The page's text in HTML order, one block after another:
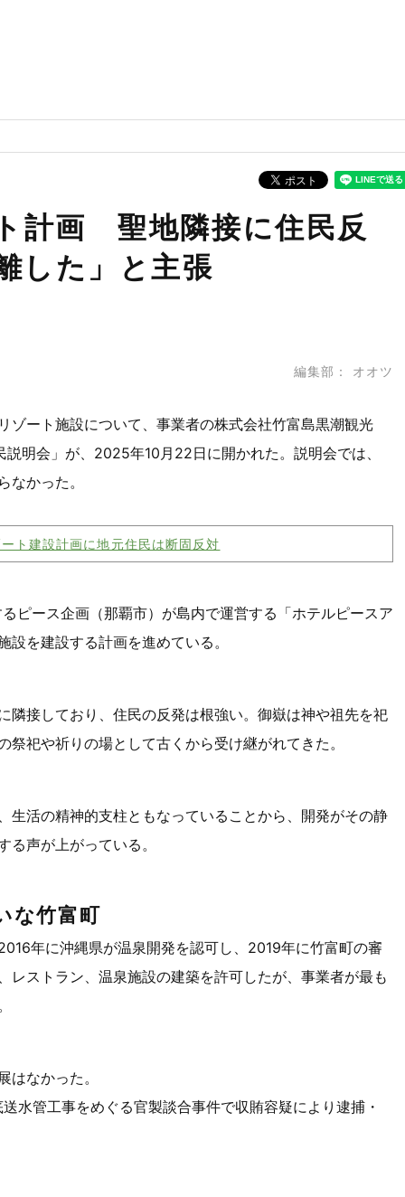
計画 聖地隣接に住民反
した」と主張
編集部： オオツ
ゾート施設について、事業者の株式会社竹富島黒潮観光
明会」が、2025年10月22日に開かれた。説明会では、
かった。
ト建設計画に地元住民は断固反対
ピース企画（那覇市）が島内で運営する「ホテルピースア
を建設する計画を進めている。
隣接しており、住民の反発は根強い。御嶽は神や祖先を祀
祀や祈りの場として古くから受け継がれてきた。
生活の精神的支柱ともなっていることから、開発がその静
声が上がっている。
な竹富町
年に沖縄県が温泉開発を認可し、2019年に竹富町の審
レストラン、温泉施設の建築を許可したが、事業者が最も
なかった。
水管工事をめぐる官製談合事件で収賄容疑により逮捕・